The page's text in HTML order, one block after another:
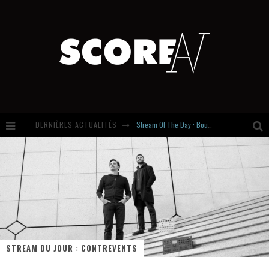
DERNIÈRES ACTUALITÉS
Russian Circles share « Empath » & « Eluvial » singles. Same Language. Different Damage.
Hardcore, Actually. Meet Cút Lộn
Introducing Newcomer : Gudewife
STREAM DU JOUR : CONTREVENTS